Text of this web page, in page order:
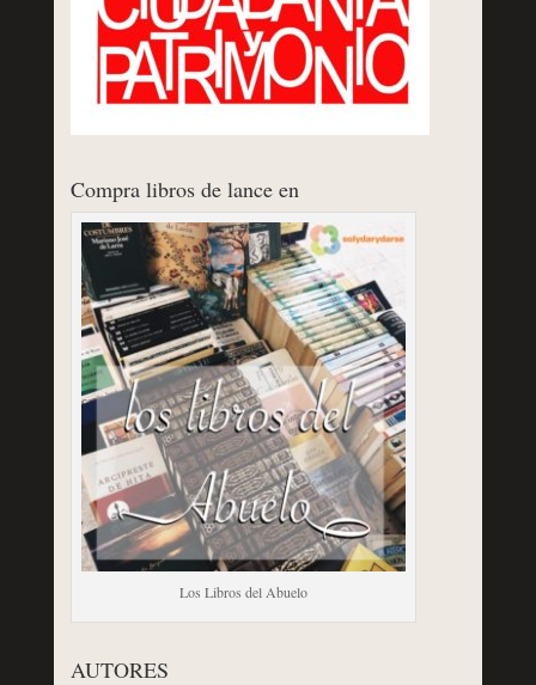
Compra libros de lance en
Los Libros del Abuelo
AUTORES